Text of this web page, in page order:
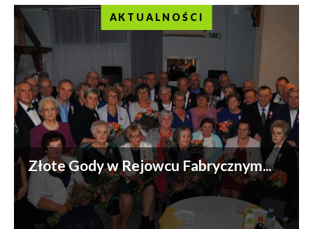
AKTUALNOŚCI
Złote Gody w Rejowcu Fabrycznym...